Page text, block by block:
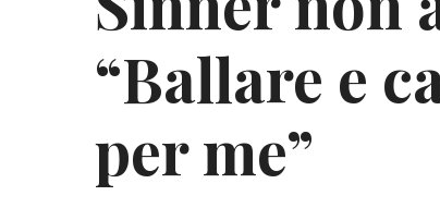
“Ballare e
per me”